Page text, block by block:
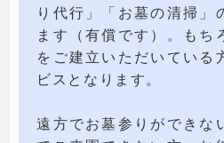
り代行」「お墓の清掃」
ます（有償です）。もち
をご建立いただいている
ビスとなります。
遠方でお墓参りができな